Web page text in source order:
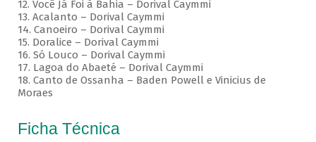
12. Você Já Foi à Bahia – Dorival Caymmi
13. Acalanto – Dorival Caymmi
14. Canoeiro – Dorival Caymmi
15. Doralice – Dorival Caymmi
16. Só Louco – Dorival Caymmi
17. Lagoa do Abaeté – Dorival Caymmi
18. Canto de Ossanha – Baden Powell e Vinicius de
Moraes
Ficha Técnica